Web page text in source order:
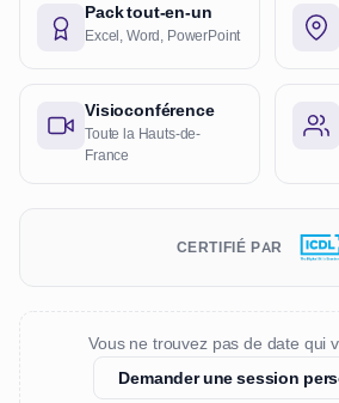
Pack tout-en-un
Excel, Word, PowerPoint
Visioconférence
Toute la Hauts-de-
France
CERTIFIÉ PAR
Vous ne trouvez pas de date qui
Demander une session